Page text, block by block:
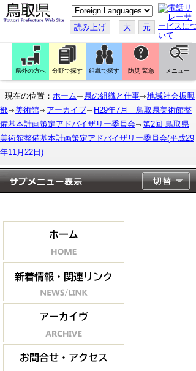
こ
の
ペ
ー
ジ
翻
訳
す
読み上げ 大 元
県外の方へ 分野で探す 組織で探す 防災 緊急 メニュー
現在の位置： ホーム 県の組織と仕事
地域社会振興
部
美術館 アーカイブ
H29年7月 鳥取県美術館整
備基本計画策定アドバイザリー委員会
第2回 鳥取県
美術館整備基本計画策定アドバイザリー委員会(平成29
年11月22日)